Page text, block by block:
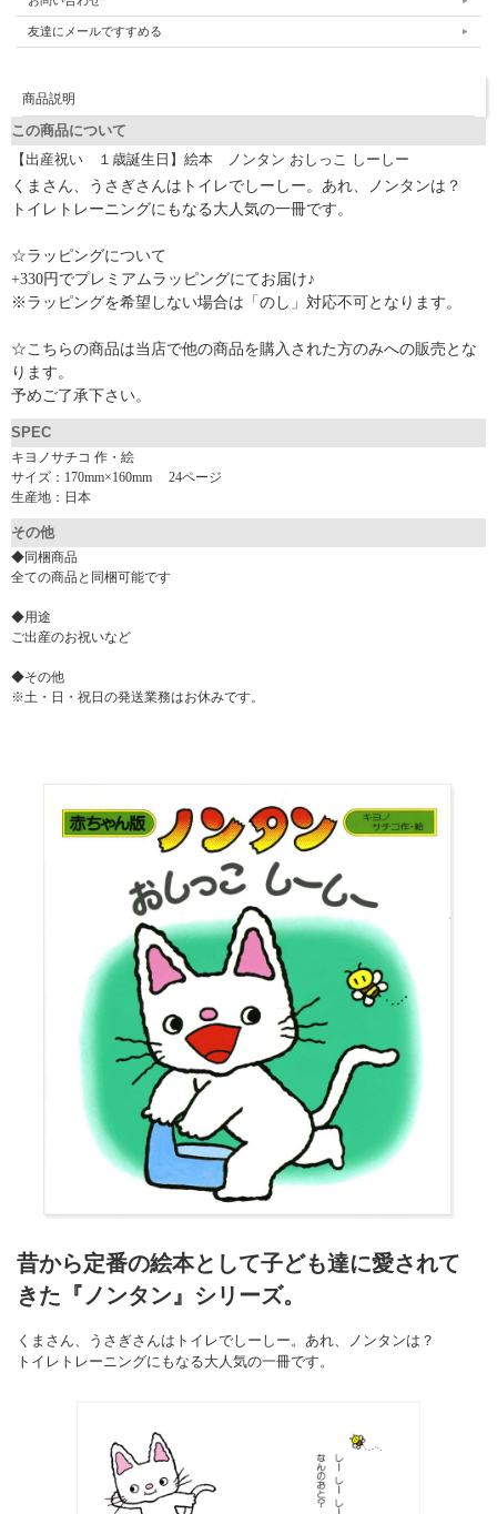
友達にメールですすめる
商品説明
この商品について
【出産祝い １歳誕生日】絵本 ノンタン おしっこ しーしー
くまさん、うさぎさんはトイレでしーしー。あれ、ノンタンは？
トイレトレーニングにもなる大人気の一冊です。
☆ラッピングについて
+330円でプレミアムラッピングにてお届け♪
※ラッピングを希望しない場合は「のし」対応不可となります。
☆こちらの商品は当店で他の商品を購入された方のみへの販売とな
ります。
予めご了承下さい。
SPEC
キヨノサチコ 作・絵
サイズ：170mm×160mm 24ページ
生産地：日本
その他
◆同梱商品
全ての商品と同梱可能です
◆用途
ご出産のお祝いなど
◆その他
※土・日・祝日の発送業務はお休みです。
昔から定番の絵本として子ども達に愛されて
きた『ノンタン』シリーズ。
くまさん、うさぎさんはトイレでしーしー。あれ、ノンタンは？
トイレトレーニングにもなる大人気の一冊です。